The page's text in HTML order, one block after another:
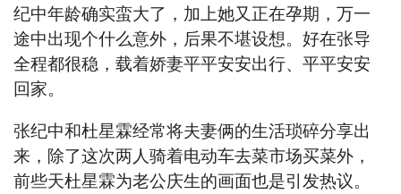
纪中年龄确实蛮大了，加上她又正在孕期，万一
途中出现个什么意外，后果不堪设想。好在张导
全程都很稳，载着娇妻平平安安出行、平平安安
回家。
张纪中和杜星霖经常将夫妻俩的生活琐碎分享出
来，除了这次两人骑着电动车去菜市场买菜外，
前些天杜星霖为老公庆生的画面也是引发热议。